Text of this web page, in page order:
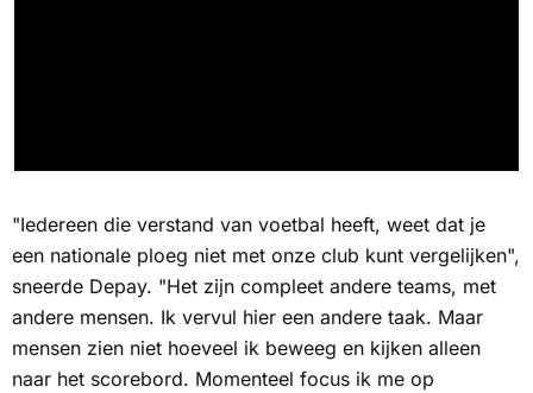
"Iedereen die verstand van voetbal heeft, weet dat je
een nationale ploeg niet met onze club kunt vergelijken",
sneerde Depay. "Het zijn compleet andere teams, met
andere mensen. Ik vervul hier een andere taak. Maar
mensen zien niet hoeveel ik beweeg en kijken alleen
naar het scorebord. Momenteel focus ik me op